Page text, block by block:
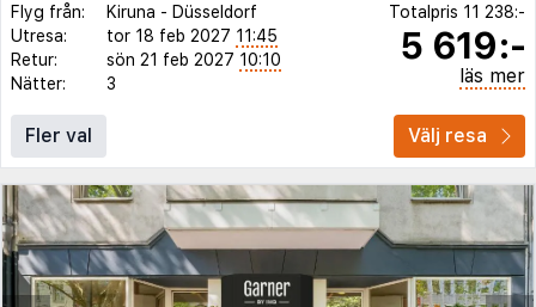
Flyg från: Kiruna - Düsseldorf
Utresa:
tor 18 feb 2027 11:45
Retur:
sön 21 feb 2027 10:10
Nätter:
3
Totalpris 11 238:-
5 619:-
läs mer
Fler val Välj resa